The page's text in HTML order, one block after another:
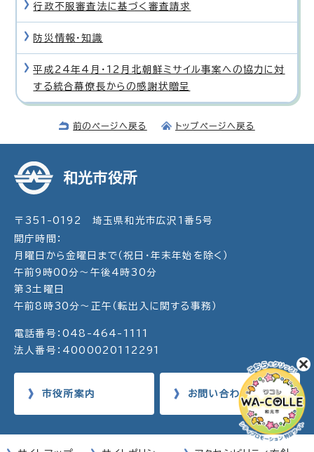
行政不服審査法に基づく審査請求
防災情報・知識
平成24年4月・12月北朝鮮ミサイル事案への協力に対
する統合幕僚長からの感謝状贈呈
前のページへ戻る トップページへ戻る
和光市役所
〒351-0192 埼玉県和光市広沢1番5号
開庁時間：
月曜日から金曜日まで（祝日・年末年始を除く）
午前9時00分～午後4時30分
第3土曜日
午前8時30分～正午（転出入に関する事務）
電話番号：048-464-1111
法人番号：4000020112291
市役所案内 お問い合わせ